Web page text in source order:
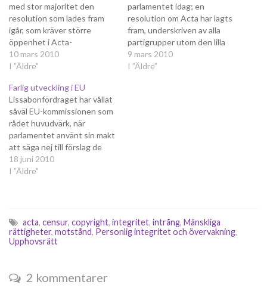
med stor majoritet den
resolution som lades fram
igår, som kräver större
öppenhet i Acta-
förhandlingarna och att
avtalet inte ska röra annat
Budskapet är klart: redan i
nästa förhandlingsomgång i
april förväntar sig
parlamentet att
kommissionen för fram de
nya kraven från EU och
dessutom…
10 mars 2010
I ”Äldre”
parlamentet idag; en
resolution om Acta har lagts
fram, underskriven av alla
partigrupper utom den lilla
EFD, som inte tillfrågats.
Resolutionen kommer att
9 mars 2010
I ”Äldre”
Farlig utveckling i EU
Lissabonfördraget har vållat
såväl EU-kommissionen som
rådet huvudvärk, när
parlamentet använt sin makt
att säga nej till förslag de
inte gillar. Det tydligaste
exemplet är SWIFT-avtalet
hänvisning till bland annat
integriteten. Tyvärr har inte
alla integritetskränkande
18 juni 2010
I ”Äldre”
acta, censur, copyright, integritet, intrång, Mänskliga
rättigheter, motstånd, Personlig integritet och övervakning,
Upphovsrätt
2 kommentarer